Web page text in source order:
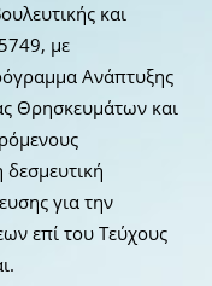
και
με
Ανάπτυξης
Θρησκευμάτων και
δεσμευτική
για την
επί του Τεύχους